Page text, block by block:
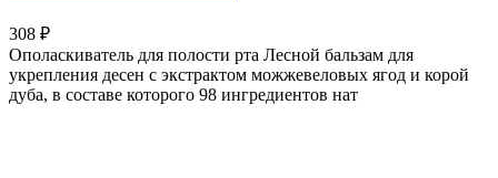
308 ₽
Ополаскиватель для полости рта Лесной бальзам для
укрепления десен с экстрактом можжевеловых ягод и корой
дуба, в составе которого 98 ингредиентов нат